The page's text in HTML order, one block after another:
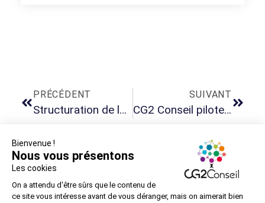
PRÉCÉDENT
Structuration de la DSI Groupe
SUIVANT
CG2 Conseil pilote avec succès un projet de déploiement d’un ERP de gestion des silos